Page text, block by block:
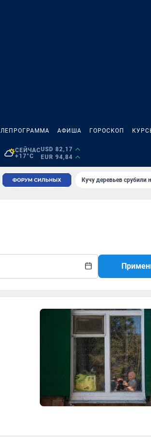
АФИША ГОРОСКОП
СЕЙЧАС
+17°C
USD 82,17
EUR 94,84
Кучу деревьев срубили